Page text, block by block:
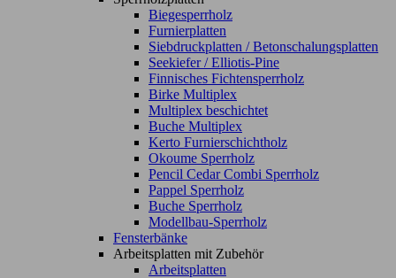
Biegesperrholz
Furnierplatten
Siebdruckplatten / Betonschalungsplatten
Seekiefer / Elliotis-Pine
Finnisches Fichtensperrholz
Birke Multiplex
Multiplex beschichtet
Buche Multiplex
Kerto Furnierschichtholz
Okoume Sperrholz
Pencil Cedar Combi Sperrholz
Pappel Sperrholz
Buche Sperrholz
Modellbau-Sperrholz
Fensterbänke
Arbeitsplatten mit Zubehör
Arbeitsplatten